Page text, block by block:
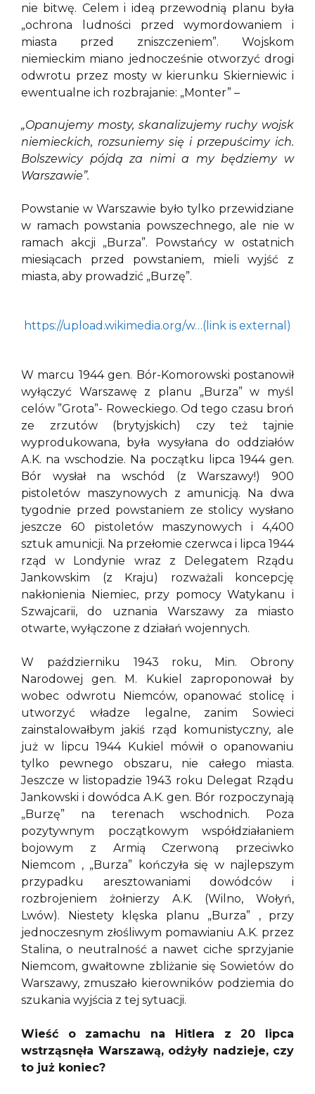
nie bitwę. Celem i ideą przewodnią planu była
„ochrona ludności przed wymordowaniem i
miasta przed zniszczeniem”. Wojskom
niemieckim miano jednocześnie otworzyć drogi
odwrotu przez mosty w kierunku Skierniewic i
ewentualne ich rozbrajanie: „Monter” –
„Opanujemy mosty, skanalizujemy ruchy wojsk
niemieckich, rozsuniemy się i przepuścimy ich.
Bolszewicy pójdą za nimi a my będziemy w
Warszawie”.
Powstanie w Warszawie było tylko przewidziane
w ramach powstania powszechnego, ale nie w
ramach akcji „Burza”. Powstańcy w ostatnich
miesiącach przed powstaniem, mieli wyjść z
miasta, aby prowadzić „Burzę”.
https://upload.wikimedia.org/w…(link is external)
W marcu 1944 gen. Bór-Komorowski postanowił
wyłączyć Warszawę z planu „Burza” w myśl
celów ”Grota”- Roweckiego. Od tego czasu broń
ze zrzutów (brytyjskich) czy też tajnie
wyprodukowana, była wysyłana do oddziałów
A.K. na wschodzie. Na początku lipca 1944 gen.
Bór wysłał na wschód (z Warszawy!) 900
pistoletów maszynowych z amunicją. Na dwa
tygodnie przed powstaniem ze stolicy wysłano
jeszcze 60 pistoletów maszynowych i 4,400
sztuk amunicji. Na przełomie czerwca i lipca 1944
rząd w Londynie wraz z Delegatem Rządu
Jankowskim (z Kraju) rozważali koncepcję
nakłonienia Niemiec, przy pomocy Watykanu i
Szwajcarii, do uznania Warszawy za miasto
otwarte, wyłączone z działań wojennych.
W październiku 1943 roku, Min. Obrony
Narodowej gen. M. Kukiel zaproponował by
wobec odwrotu Niemców, opanować stolicę i
utworzyć władze legalne, zanim Sowieci
zainstalowałbym jakiś rząd komunistyczny, ale
już w lipcu 1944 Kukiel mówił o opanowaniu
tylko pewnego obszaru, nie całego miasta.
Jeszcze w listopadzie 1943 roku Delegat Rządu
Jankowski i dowódca A.K. gen. Bór rozpoczynają
„Burzę” na terenach wschodnich. Poza
pozytywnym początkowym współdziałaniem
bojowym z Armią Czerwoną przeciwko
Niemcom , „Burza” kończyła się w najlepszym
przypadku aresztowaniami dowódców i
rozbrojeniem żołnierzy A.K. (Wilno, Wołyń,
Lwów). Niestety klęska planu „Burza” , przy
jednoczesnym złośliwym pomawianiu A.K. przez
Stalina, o neutralność a nawet ciche sprzyjanie
Niemcom, gwałtowne zbliżanie się Sowietów do
Warszawy, zmuszało kierowników podziemia do
szukania wyjścia z tej sytuacji.
Wieść o zamachu na Hitlera z 20 lipca
wstrząsnęła Warszawą, odżyły nadzieje, czy
to już koniec?